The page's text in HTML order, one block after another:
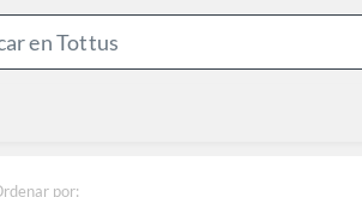
Bar
por: